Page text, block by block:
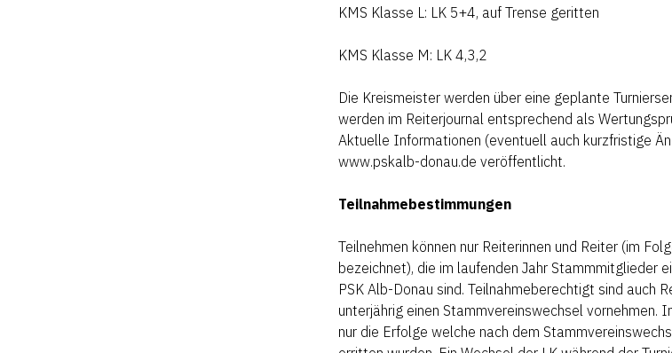
KMS Klasse L: LK 5+4, auf Trense geritten
KMS Klasse M: LK 4,3,2
Die Kreismeister werden über eine geplante
werden im Reiterjournal entsprechend als
Aktuelle Informationen (eventuell auch kurzfristige
www.pskalb-donau.de veröffentlicht.
Teilnahmebestimmungen
Teilnehmen können nur Reiterinnen und Reiter (im
bezeichnet), die im laufenden Jahr Stammmitglieder
PSK Alb-Donau sind. Teilnahmeberechtigt sind auch
unterjährig einen Stammvereinswechsel vornehmen.
nur die Erfolge welche nach dem